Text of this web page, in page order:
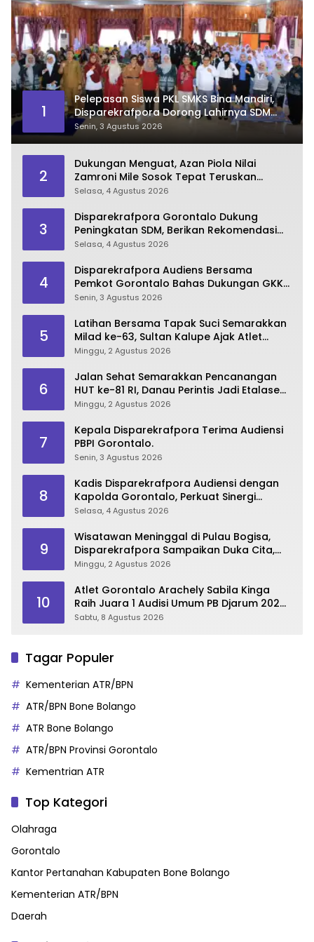
1
Pelepasan Siswa PKL SMKS Bina Mandiri,
Disparekrafpora Dorong Lahirnya SDM
Pariwisata Unggul
Senin, 3 Agustus 2026
2
Dukungan Menguat, Azan Piola Nilai
Zamroni Mile Sosok Tepat Teruskan
Pembangunan Bone Bolango
Selasa, 4 Agustus 2026
3
Disparekrafpora Gorontalo Dukung
Peningkatan SDM, Berikan Rekomendasi
Studi S3 bagi Pegawai
Selasa, 4 Agustus 2026
4
Disparekrafpora Audiens Bersama
Pemkot Gorontalo Bahas Dukungan GKK
2026
Senin, 3 Agustus 2026
5
Latihan Bersama Tapak Suci Semarakkan
Milad ke-63, Sultan Kalupe Ajak Atlet
Lestarikan Budaya Bela Diri
Minggu, 2 Agustus 2026
6
Jalan Sehat Semarakkan Pencanangan
HUT ke-81 RI, Danau Perintis Jadi Etalase
Wisata Gorontalo
Minggu, 2 Agustus 2026
7
Kepala Disparekrafpora Terima Audiensi
PBPI Gorontalo.
Senin, 3 Agustus 2026
8
Kadis Disparekrafpora Audiensi dengan
Kapolda Gorontalo, Perkuat Sinergi
Sukseskan Gorontalo Karnaval Karawo
Selasa, 4 Agustus 2026
9
Wisatawan Meninggal di Pulau Bogisa,
Disparekrafpora Sampaikan Duka Cita,
Imbau Utamakan Keselamatan
Minggu, 2 Agustus 2026
10
Atlet Gorontalo Arachely Sabila Kinga
Raih Juara 1 Audisi Umum PB Djarum 2026
di Makassar
Sabtu, 8 Agustus 2026
Tagar Populer
Kementerian ATR/BPN
ATR/BPN Bone Bolango
ATR Bone Bolango
ATR/BPN Provinsi Gorontalo
Kementrian ATR
Top Kategori
Olahraga
Gorontalo
Kantor Pertanahan Kabupaten Bone Bolango
Kementerian ATR/BPN
Daerah